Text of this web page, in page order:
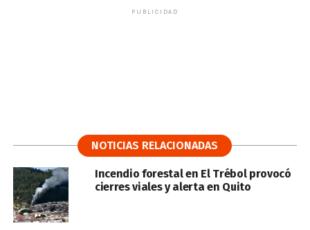
PUBLICIDAD
NOTICIAS RELACIONADAS
Incendio forestal en El Trébol provocó
cierres viales y alerta en Quito